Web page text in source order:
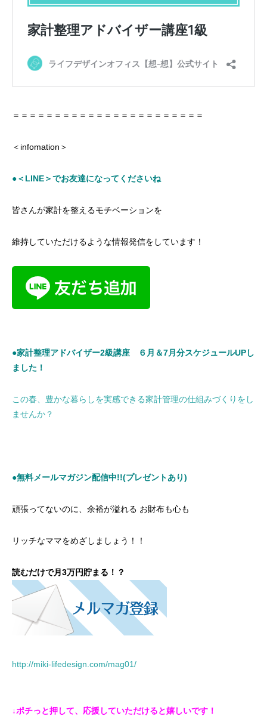
＝＝＝＝＝＝＝＝＝＝＝＝＝＝＝＝＝＝＝＝＝＝＝
＜infomation＞
●＜LINE＞でお友達になってくださいね
皆さんが家計を整えるモチベーションを
維持していただけるような情報発信をしています！
●家計整理アドバイザー2級講座 ６月＆7月分スケジュールUPし
ました！
この春、豊かな暮らしを実感できる家計管理の仕組みづくりをし
ませんか？
●無料メールマガジン配信中!!(プレゼントあり)
頑張ってないのに、余裕が溢れる お財布も心も
リッチなママをめざしましょう！！
読むだけで月3万円貯まる！？
http://miki-lifedesign.com/mag01/
↓ポチっと押して、応援していただけると嬉しいです！